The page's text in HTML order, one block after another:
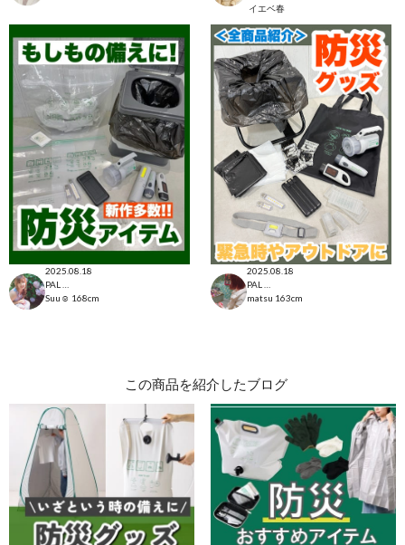
イエベ春
2025.08.18
Suu☺︎ 168cm
2025.08.18
matsu 163cm
この商品を紹介したブログ